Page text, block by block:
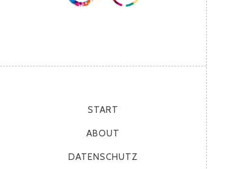
START
ABOUT
DATENSCHUTZ